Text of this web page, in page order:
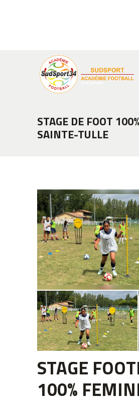
STAGE DE FOOT
SAINTE-TULLE
STAGE
100%